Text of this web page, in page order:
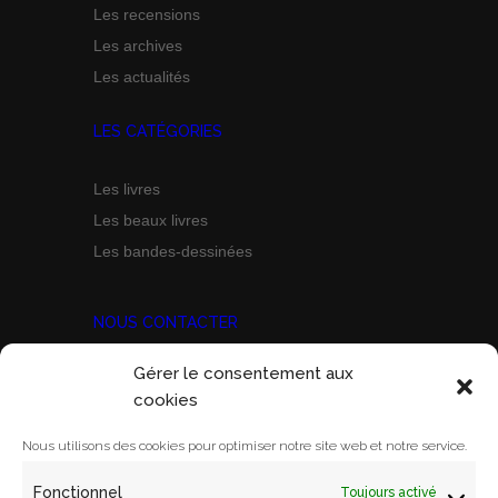
Gérer le consentement aux
cookies
Nous utilisons des cookies pour optimiser notre site web et notre service.
Fonctionnel Toujours activé
Les recensions
Les archives
Les actualités
LES CATÉGORIES
Les livres
Les beaux livres
Les bandes-dessinées
NOUS CONTACTER
ACORAM
Ecole Militaire, Case D